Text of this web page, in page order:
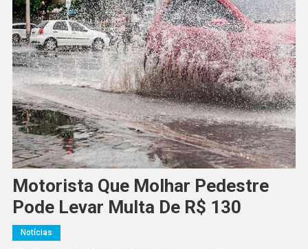
Motorista Que Molhar Pedestre
Pode Levar Multa De R$ 130
Notícias